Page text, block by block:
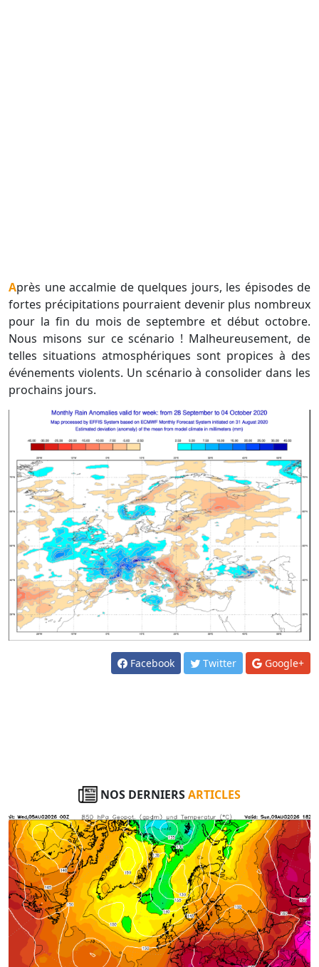
Après une accalmie de quelques jours, les épisodes de
fortes précipitations pourraient devenir plus nombreux
pour la fin du mois de septembre et début octobre.
Nous misons sur ce scénario ! Malheureusement, de
telles situations atmosphériques sont propices à des
événements violents. Un scénario à consolider dans les
prochains jours.
Facebook Twitter Google+
NOS DERNIERSARTICLES